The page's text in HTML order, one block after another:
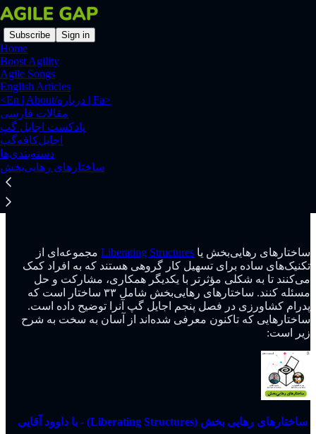
Subscribe Sign in
Home
Boost Agility
Agile Songs
English Articles
<En | About/درباره‌ | Fa>
مقالات فارسی
پادکست اجایل گپ
اجایل‌کافه‌گپ
دسته‌بندی‌ها
ساختارهای رهایی‌بخش
Read distraction-free on Substack
پادکست اجایل گپ
‫ساختارهای رهایی‌بخش (Liberating
ساختارهای رهایی‌بخش یا Liberating Structures مجموعه‌ای از
تکنیک‌های ساده برای تسهیل کار گروهی هستند که به افراد کمک
می‌کنند تا به شکلی مؤثرتر با یکدیگر همکاری، مشارکت و حل
مسئله کنند. ساختارهای رهایی‌بخش شامل ۳۳ ساختار است که
پدرام کشاورزی در فصل پنجم اجایل گپ آنرا توضیح داده است.
ساختارهایی که تاکنون معرفی شده‌اند از آسان به سخت به شرح
زیر است:
‫‫‫‫‫‫ ساختارهای رهایی بخش (Liberating Structures) - با داوود آقایی